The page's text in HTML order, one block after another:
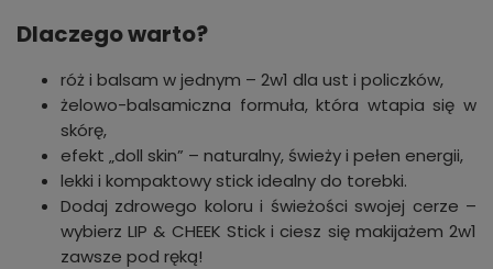
Dlaczego warto?
róż i balsam w jednym – 2w1 dla ust i policzków,
żelowo-balsamiczna formuła, która wtapia się w
skórę,
efekt „doll skin” – naturalny, świeży i pełen energii,
lekki i kompaktowy stick idealny do torebki.
Dodaj zdrowego koloru i świeżości swojej cerze –
wybierz LIP & CHEEK Stick i ciesz się makijażem 2w1
zawsze pod ręką!